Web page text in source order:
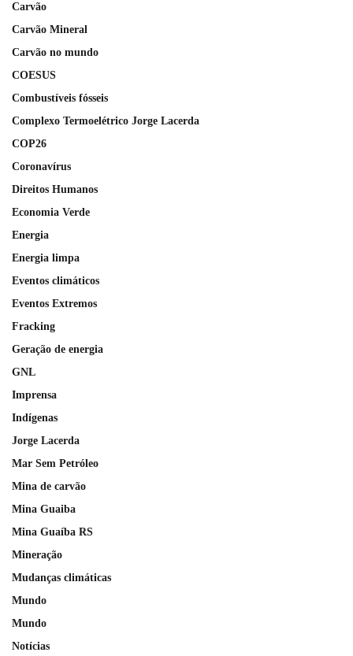
Carvão
Carvão Mineral
Carvão no mundo
COESUS
Combustíveis fósseis
Complexo Termoelétrico Jorge Lacerda
COP26
Coronavírus
Direitos Humanos
Economia Verde
Energia
Energia limpa
Eventos climáticos
Eventos Extremos
Fracking
Geração de energia
GNL
Imprensa
Indígenas
Jorge Lacerda
Mar Sem Petróleo
Mina de carvão
Mina Guaiba
Mina Guaíba RS
Mineração
Mudanças climáticas
Mundo
Mundo
Notícias